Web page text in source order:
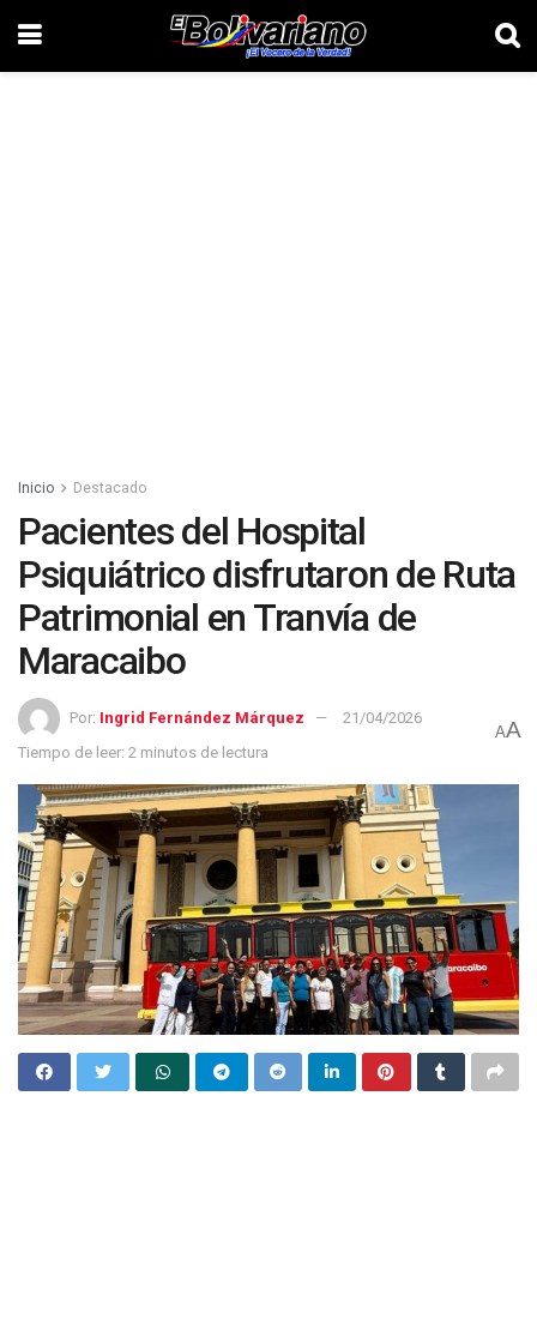
Inicio Destacado
Pacientes del Hospital
Psiquiátrico disfrutaron de Ruta
Patrimonial en Tranvía de
Maracaibo
Por: Ingrid Fernández Márquez
21/04/2026
Tiempo de leer: 2 minutos de lectura
AA